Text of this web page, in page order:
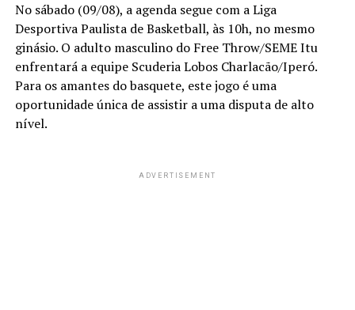
No sábado (09/08), a agenda segue com a Liga
Desportiva Paulista de Basketball, às 10h, no mesmo
ginásio. O adulto masculino do Free Throw/SEME Itu
enfrentará a equipe Scuderia Lobos Charlacão/Iperó.
Para os amantes do basquete, este jogo é uma
oportunidade única de assistir a uma disputa de alto
nível.
ADVERTISEMENT